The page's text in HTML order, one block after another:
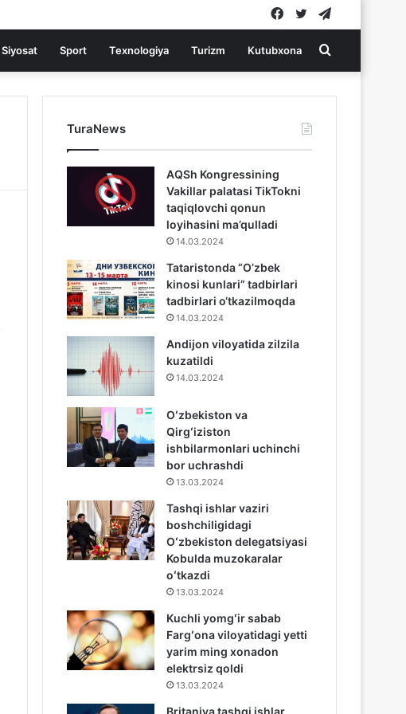
Twitter
Facebook
Siyosat Sport Texnologiya Turizm Kutubxona Search
for
TuraNews
AQSh Kongressining
Vakillar palatasi TikTokni
taqiqlovchi qonun
loyihasini ma’qulladi
14.03.2024
Tataristonda “O’zbek
kinosi kunlari” tadbirlari
tadbirlari o‘tkazilmoqda
14.03.2024
Andijon viloyatida zilzila
kuzatildi
14.03.2024
Oʻzbekiston va
Qirgʻiziston
ishbilarmonlari uchinchi
bor uchrashdi
13.03.2024
Tashqi ishlar vaziri
boshchiligidagi
Oʻzbekiston delegatsiyasi
Kobulda muzokaralar
oʻtkazdi
13.03.2024
Kuchli yomgʻir sabab
Fargʻona viloyatidagi yetti
yarim ming xonadon
elektrsiz qoldi
13.03.2024
Britaniya tashqi ishlar